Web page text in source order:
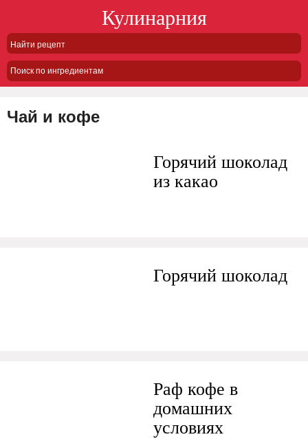
Кулинарния
Поиск по ингредиентам
Чай и кофе
Горячий шоколад
из какао
Горячий шоколад
Раф кофе в
домашних
условиях